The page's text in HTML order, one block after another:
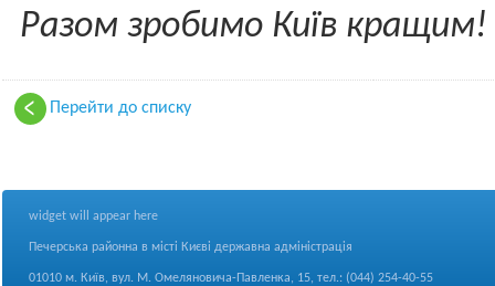
Разом зробимо Київ кращим!
Перейти до списку
widget will appear here
Печерська районна в місті Києві державна адміністрація
01010 м. Київ, вул. М. Омеляновича-Павленка, 15, тел.: (044) 254-40-55